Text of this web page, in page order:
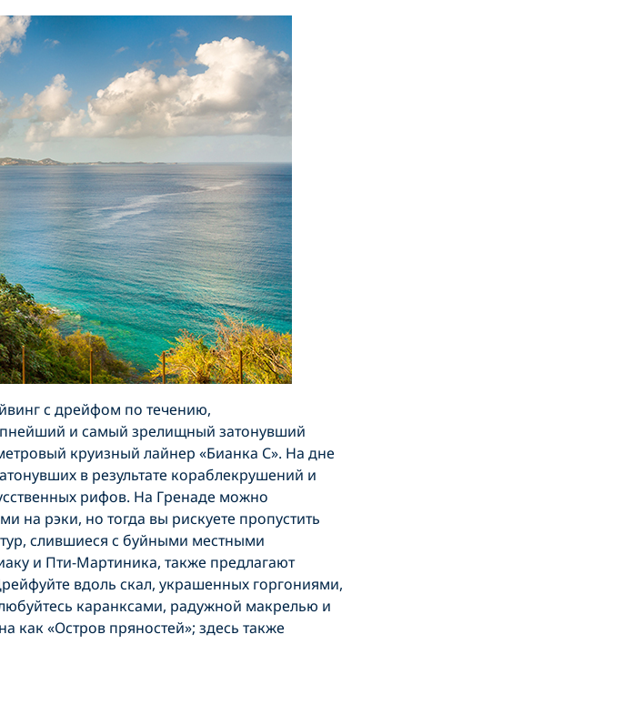
с дрейфом по течению,
и самый зрелищный затонувший
круизный лайнер «Бианка С». На дне
в результате кораблекрушений и
рифов. На Гренаде можно
на рэки, но тогда вы рискуете пропустить
слившиеся с буйными местными
и Пти-Мартиника, также предлагают
вдоль скал, украшенных горгониями,
каранксами, радужной макрелью и
как «Остров пряностей»; здесь также